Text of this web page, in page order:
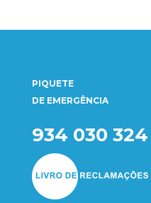
PIQUETE
DE EMERGÊNCIA
934 030 324